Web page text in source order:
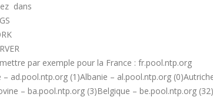
dans
par exemple pour la France : fr.pool.ntp.org
– ad.pool.ntp.org (1)Albanie – al.pool.ntp.org
– ba.pool.ntp.org (3)Belgique – be.pool.ntp.org